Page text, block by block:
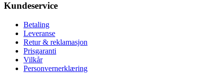
Kundeservice
Betaling
Leveranse
Retur & reklamasjon
Prisgaranti
Vilkår
Personvernerklæring